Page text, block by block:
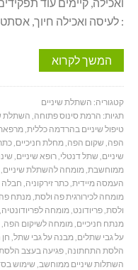
: לעיסה ואכילה חיוך,
המשך לקרוא
קטגוריה: השתלת שיניים
תגיות: הרמת סינוס פתוחה,השתלת
טיפול שיניים בהרדמה כללית,מרפאת
הפה, שקום הפה,מחלת חניכיים,
שיניים, שתל דנטלי,רופא שיניים,
ממוחשבת,מומחה להשתלת שיניים,
העמסה מיידית,כתר זירקוניה,חבלה
מומחה לכירורגית פה ולסת,מנתח
ולסת,פריודונט,מומחה לפריודונטיה,
מנתח חניכיים,מומחה לשיקום הפה,
על גבי שתלים,מבנה על גבי שתל,
הלסת התחתונה,פגיעה בעצב
השתלות שיניים ממוחשב, שימוש